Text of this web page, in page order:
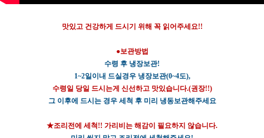
맛있고 건강하게 드시기 위해 꼭 읽어주세요!!
●보관방법
수령 후 냉장보관!
1~2일이내 드실경우 냉장보관(0~4도),
수령일 당일 드시는게 신선하고 맛있습니다.(권장!!)
그 이후에 드시는 경우 세척 후 미리 냉동보관해주세요
★조리전에 세척!! 가리비는 해감이 필요하지 않습니다.